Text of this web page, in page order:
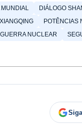
MUNDIAL
DIÁLOGO
POTÊNCIAS
NUCLEAR